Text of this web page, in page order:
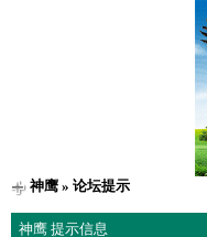
神鹰» 论坛提示
神鹰 提示信息